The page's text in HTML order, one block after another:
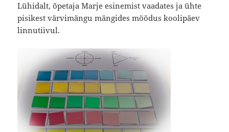
Lühidalt, õpetaja Marje esinemist vaadates ja ühte
pisikest värvimängu mängides möödus koolipäev
linnutiivul.